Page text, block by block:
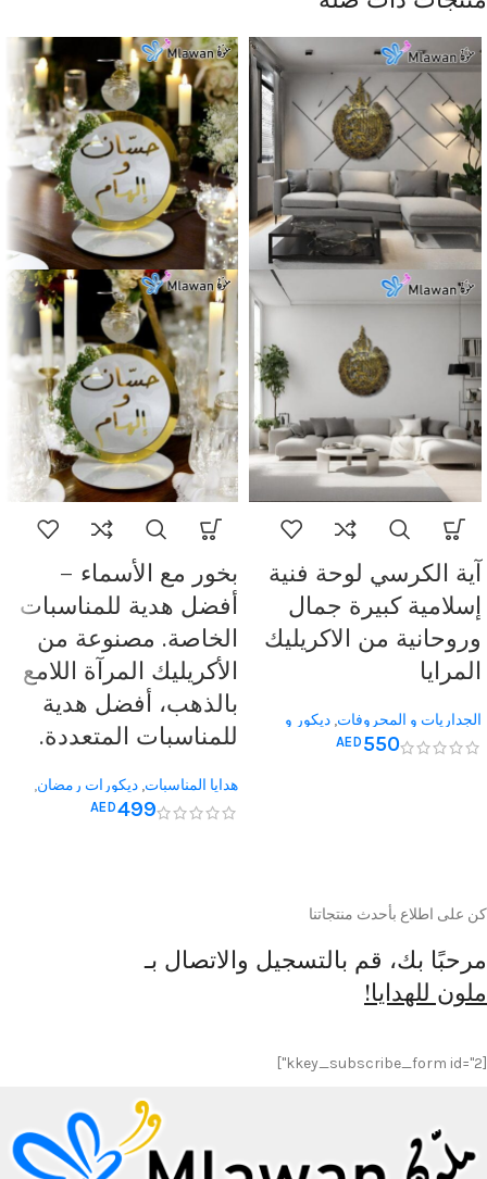
آية الكرسي لوحة فنية
إسلامية كبيرة جمال
وروحانية من الاكريليك
المرايا
الجداريات و المحروفات, ديكور و
جداريات اسلامية, هدايا المناسبات
AED 550
بخور مع الأسماء –
أفضل هدية للمناسبات
الخاصة. مصنوعة من
الأكريليك المرآة اللامع
بالذهب، أفضل هدية
للمناسبات المتعددة.
هدايا المناسبات, ديكورات رمضان,
هدايا التخرج,هدايا الحج والعمرة
AED499
كن على اطلاع بأحدث منتجاتنا
مرحبًا بك، قم بالتسجيل والاتصال بـ
ملون للهدايا!
[kkey_subscribe_form id="2"]